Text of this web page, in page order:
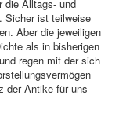
die Alltags- und
Sicher ist teilweise
Aber die jeweiligen
als in bisherigen
regen mit der sich
der Antike für uns